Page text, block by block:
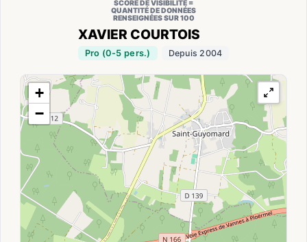
XAVIER COURTOIS
Pro (0-5 pers.) Depuis 2004
SCORE DE VISIBILITÉ =
QUANTITÉ DE DONNÉES
RENSEIGNÉES SUR 100
+
−